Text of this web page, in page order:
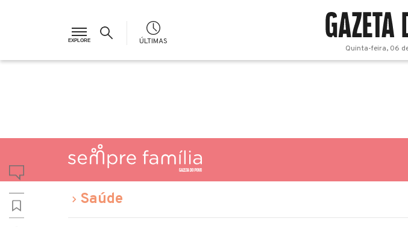
ÚLTIMAS
Quinta-feira, 06
Saúde